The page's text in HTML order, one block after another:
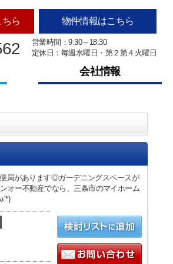
ら 物件情報はこちら
営業時間：9:30～18:30
定休日：毎週水曜日・第２第４火曜日
会社情報
局があります◎ガーデニングスペースが
オー不動産でなら、三条市のマイホーム